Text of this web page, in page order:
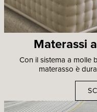
Materassi
Con il sistema a molle
materasso è